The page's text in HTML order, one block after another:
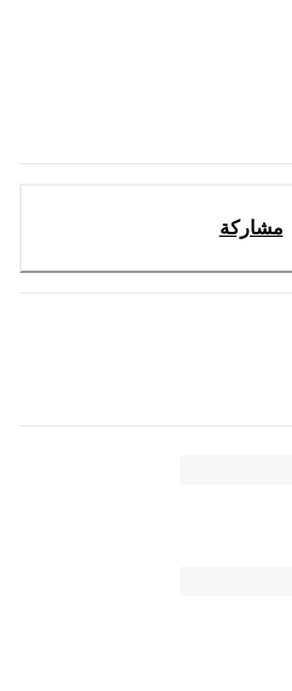
مشاركة